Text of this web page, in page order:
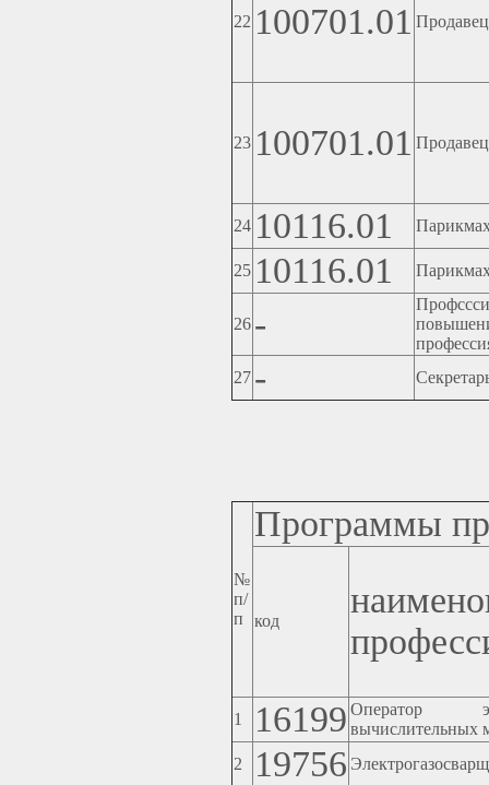
22 100701.01
23 100701.01
24 10116.01
25 10116.01
26 -
27 -
№
п/
п
Программы
код
1 16199 Оператор
вычислительных
2
19756